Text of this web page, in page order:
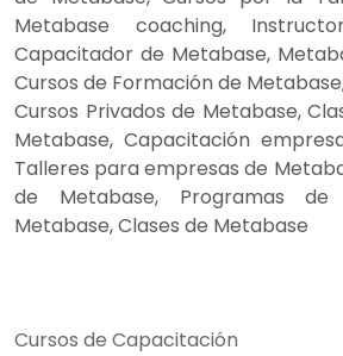
Metabase coaching,
Capacitador de Metabase,
Cursos de Formación de
Cursos Privados de Metabase,
Metabase, Capacitación
Talleres para empresas de
de Metabase, Programas
Metabase, Clases de Metabase
Cursos de Capacitación